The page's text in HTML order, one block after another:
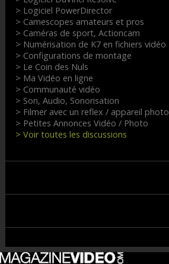
> Logiciel PowerDirector
> Camescopes amateurs et pros
> Caméras de sport, Actioncam
> Numérisation de K7 en fichiers vidéo
> Configurations de montage
> Le Coin des Nuls
> Ma Vidéo en ligne
> Communauté vidéo
> Son, Audio, Sonorisation
> Filmer avec un reflex / appareil photo
> Petites Annonces Vidéo / Photo
> Voir toutes les discussions